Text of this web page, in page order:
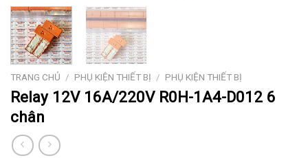
TRANG CHỦ / PHỤ KIỆN THIẾT BỊ / PHỤ KIỆN THIẾT BỊ
Relay 12V 16A/220V R0H-1A4-D012 6
chân